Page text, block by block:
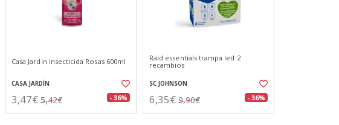
Casa Jardin insecticida Rosas 600ml
CASA JARDÍN
3,47€ 5,42€ - 36%
Raid essentials trampa led 2
recambios
SC JOHNSON
6,35€ 9,90€ - 36%